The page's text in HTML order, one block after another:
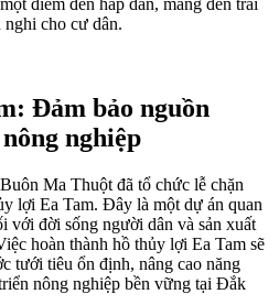
điểm đến hấp dẫn, mang đến trải
nghi cho cư dân.
Đảm bảo nguồn
nghiệp
Ma Thuột đã tổ chức lễ chặn
lợi Ea Tam. Đây là một dự án quan
với đời sống người dân và sản xuất
hoàn thành hồ thủy lợi Ea Tam sẽ
tưới tiêu ổn định, nâng cao năng
nông nghiệp bền vững tại Đắk